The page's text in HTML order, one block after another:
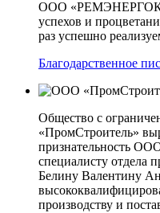
ООО
успехов и
раз успешно
Благодарственное
Общество с
«ПромСтроитель»
признательность
специалисту отдела
Белину Валентину
производству и